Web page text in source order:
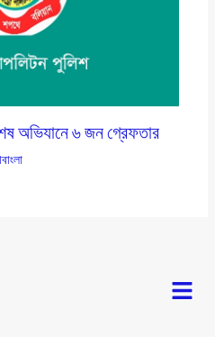
অভিযানে ৬ জন গ্রেফতার
Menu